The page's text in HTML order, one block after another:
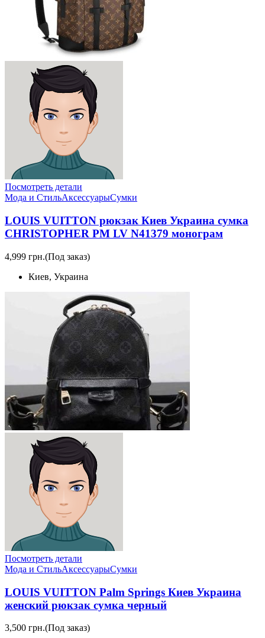
Посмотреть детали
Мода и СтильАксессуарыСумки
LOUIS VUITTON рюкзак Киев Украина сумка
CHRISTOPHER PM LV N41379 монограм
4,999 грн.(Под заказ)
Киев, Украина
Посмотреть детали
Мода и СтильАксессуарыСумки
LOUIS VUITTON Palm Springs Киев Украина
женский рюкзак сумка черный
3,500 грн.(Под заказ)